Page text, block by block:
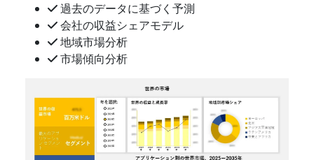
過去のデータに基づく予測
会社の収益シェアモデル
地域市場分析
市場傾向分析